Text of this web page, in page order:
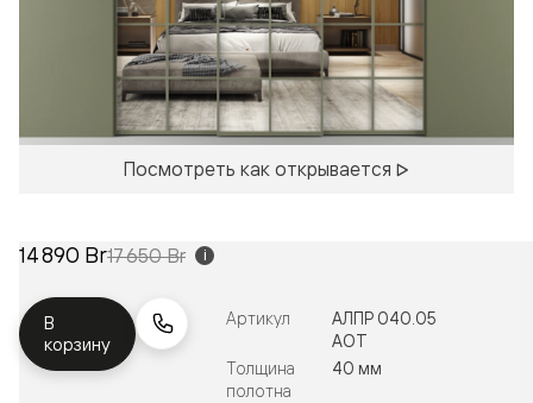
Посмотреть как открывается
14 890 Br17 650 Br i
В
корзину
Артикул
АЛПР 040.05
АОТ
Толщина
полотна
40 мм